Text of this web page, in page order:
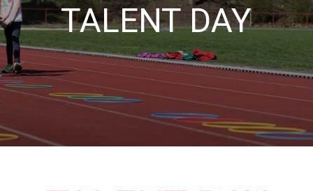
TALENT DAY